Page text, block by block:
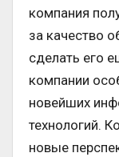
компания
за качество
сделать его
компании
новейших
технологий.
новые